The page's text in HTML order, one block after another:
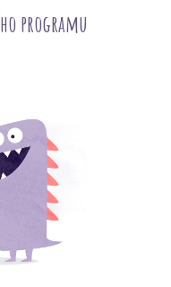
programu